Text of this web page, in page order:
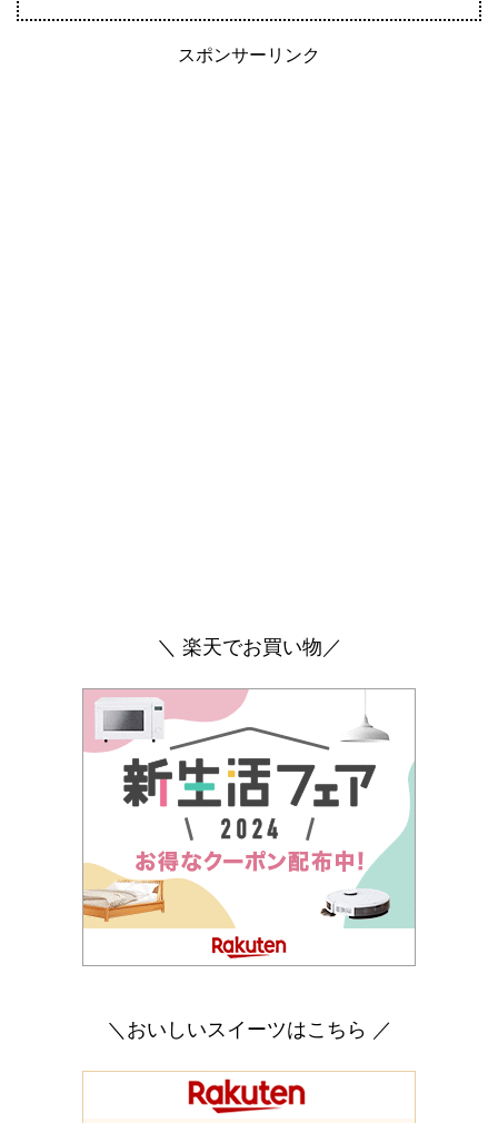
スポンサーリンク
＼ 楽天でお買い物／
＼おいしいスイーツはこちら ／